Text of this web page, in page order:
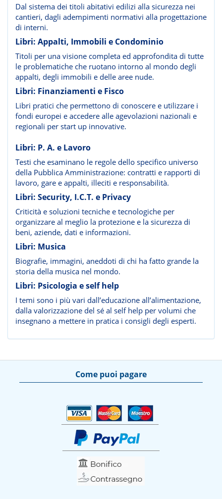
Dal sistema dei titoli abitativi edilizi alla sicurezza nei
cantieri, dagli adempimenti normativi alla progettazione
di interni.
Libri: Appalti, Immobili e Condominio
Titoli per una visione completa ed approfondita di tutte
le problematiche che ruotano intorno al mondo degli
appalti, degli immobili e delle aree nude.
Libri: Finanziamenti e Fisco
Libri pratici che permettono di conoscere e utilizzare i
fondi europei e accedere alle agevolazioni nazionali e
regionali per start up innovative.
Libri: P. A. e Lavoro
Testi che esaminano le regole dello specifico universo
della Pubblica Amministrazione: contratti e rapporti di
lavoro, gare e appalti, illeciti e responsabilità.
Libri: Security, I.C.T. e Privacy
Criticità e soluzioni tecniche e tecnologiche per
organizzare al meglio la protezione e la sicurezza di
beni, aziende, dati e informazioni.
Libri: Musica
Biografie, immagini, aneddoti di chi ha fatto grande la
storia della musica nel mondo.
Libri: Psicologia e self help
I temi sono i più vari dall’educazione all’alimentazione,
dalla valorizzazione del sé al self help per volumi che
insegnano a mettere in pratica i consigli degli esperti.
Come puoi pagare